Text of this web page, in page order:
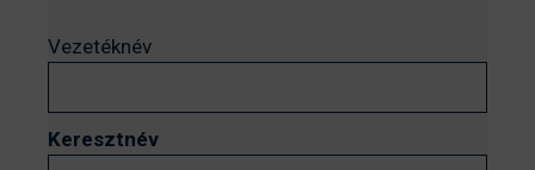
Vezetéknév
Keresztnév